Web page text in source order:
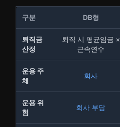
구분 DB형
퇴직금
산정
퇴직 시 평균임금 ×
근속연수
운용 주
체
회사
운용 위
험
회사 부담